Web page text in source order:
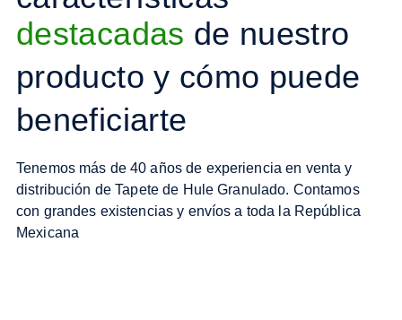
destacadas de nuestro
producto y cómo puede
beneficiarte
Tenemos más de 40 años de experiencia en venta y
distribución de Tapete de Hule Granulado. Contamos
con grandes existencias y envíos a toda la República
Mexicana